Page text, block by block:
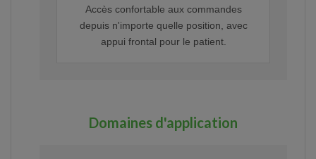
Accès confortable aux commandes
depuis n'importe quelle position, avec
appui frontal pour le patient.
Domaines d'application